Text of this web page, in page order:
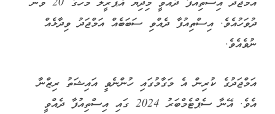
ދުވަހުއެވެ. އިސްތިއުފާ ދެއްވި ސަބަބެއް އަމްޖަދު ވިދާޅެއް
ނުވެއެވެ.
އަމްޖަދުގެ ކުރިން އެ މަގާމުގައި ހުންނެވީ އައިޝަތު ރިޒްނާ
އެވެ. އޭނާ ސެޕްޓެމްބަރު 2024 ގައި އިސްތިއުފާ ދެއްވީ